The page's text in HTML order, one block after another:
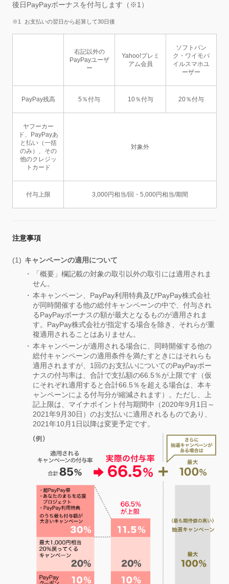
後日PayPayボーナスを付与します（※1）
お支払いの翌日から起算して30日後
右記以外の
PayPayユーザ
ー
Yahoo!プレミ
アム会員
ソフトバン
ク・ワイモバ
イルスマホユ
ーザー
PayPay残高 5％付与 10％付与 20％付与
ヤフーカー
ド、PayPayあ
と払い（一括
のみ）、その
他のクレジッ
トカード
対象外
付与上限 3,000円相当/回・5,000円相当/期間
注意事項
キャンペーンの適用について
「概要」欄記載の対象の取引以外の取引には適用されま
せん。
本キャンペーン、PayPay利用特典及びPayPay株式会社
が同時開催する他の総付キャンペーンの中で、付与され
るPayPayボーナスの額が最大となるものが適用されま
す。PayPay株式会社が指定する場合を除き、それらが重
複適用されることはありません。
本キャンペーンが適用される場合に、同時開催する他の
総付キャンペーンの適用条件を満たすときにはそれらも
適用されますが、1回のお支払いについてのPayPayボー
ナスの付与率は、合計で支払額の66.5％が上限です（仮
にそれぞれ適用すると合計66.5％を超える場合は、本キ
ャンペーンによる付与分が縮減されます）。ただし、上
記上限は、マイナポイント付与期間中（2020年9月1日～
2021年9月30日）のお支払いに適用されるものであり、
2021年10月1日以降は変更予定です。